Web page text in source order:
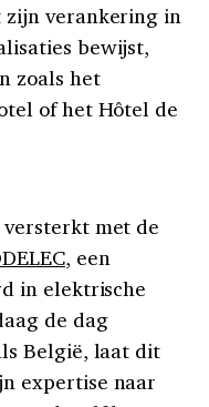
zijn verankering in
bewijst,
zoals het
of het Hôtel de
met de
, een
in elektrische
de dag
België, laat dit
expertise naar